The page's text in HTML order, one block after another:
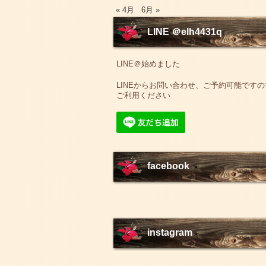
« 4月 6月 »
LINE ＠elh4431q
LINE＠始めました
LINEからお問い合わせ、ご予約可能です
ご利用ください
facebook
instagram